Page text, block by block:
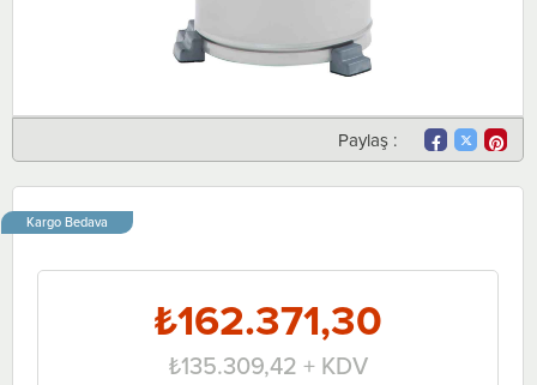
Paylaş :
Kargo Bedava
₺162.371,30
₺135.309,42 + KDV